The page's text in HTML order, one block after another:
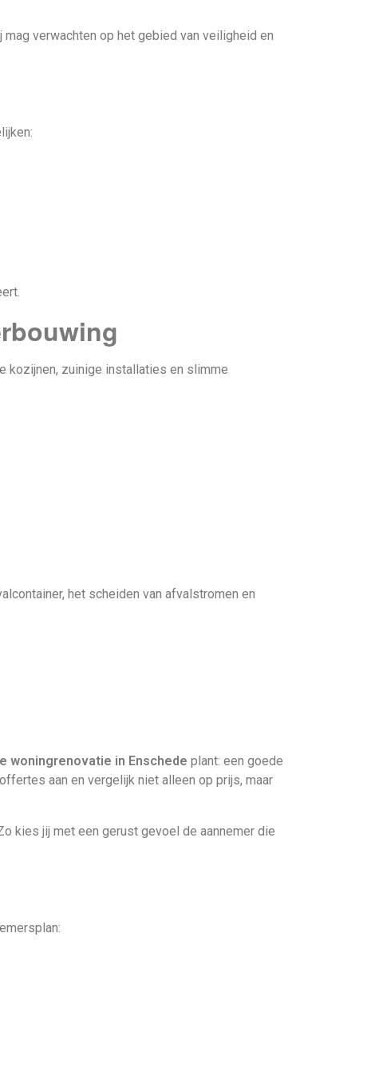
verwachten op het gebied van veiligheid en
kozijnen, zuinige installaties en slimme
het scheiden van afvalstromen en
woningrenovatie in Enschede plant: een goede
aan en vergelijk niet alleen op prijs, maar
kies jij met een gerust gevoel de aannemer die